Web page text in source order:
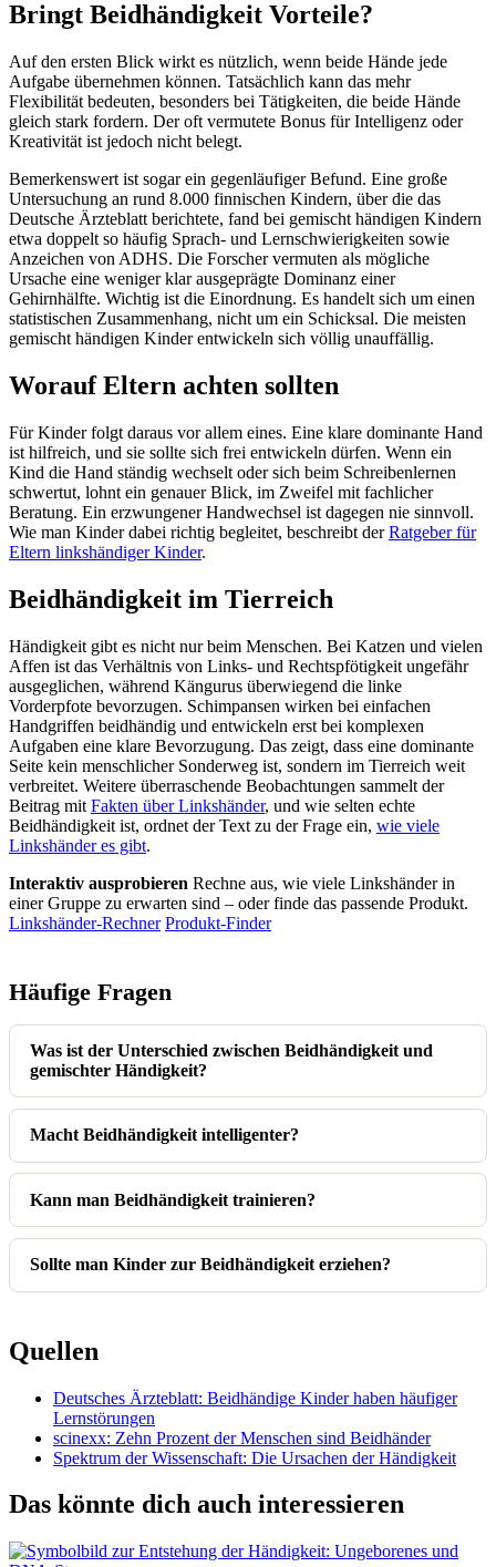
Bringt Beidhändigkeit Vorteile?
Auf den ersten Blick wirkt es nützlich, wenn beide Hände jede
Aufgabe übernehmen können. Tatsächlich kann das mehr
Flexibilität bedeuten, besonders bei Tätigkeiten, die beide Hände
gleich stark fordern. Der oft vermutete Bonus für Intelligenz oder
Kreativität ist jedoch nicht belegt.
Bemerkenswert ist sogar ein gegenläufiger Befund. Eine große
Untersuchung an rund 8.000 finnischen Kindern, über die das
Deutsche Ärzteblatt berichtete, fand bei gemischt händigen Kindern
etwa doppelt so häufig Sprach- und Lernschwierigkeiten sowie
Anzeichen von ADHS. Die Forscher vermuten als mögliche
Ursache eine weniger klar ausgeprägte Dominanz einer
Gehirnhälfte. Wichtig ist die Einordnung. Es handelt sich um einen
statistischen Zusammenhang, nicht um ein Schicksal. Die meisten
gemischt händigen Kinder entwickeln sich völlig unauffällig.
Worauf Eltern achten sollten
Für Kinder folgt daraus vor allem eines. Eine klare dominante Hand
ist hilfreich, und sie sollte sich frei entwickeln dürfen. Wenn ein
Kind die Hand ständig wechselt oder sich beim Schreibenlernen
schwertut, lohnt ein genauer Blick, im Zweifel mit fachlicher
Beratung. Ein erzwungener Handwechsel ist dagegen nie sinnvoll.
Wie man Kinder dabei richtig begleitet, beschreibt derRatgeber für
Eltern linkshändiger Kinder.
Beidhändigkeit im Tierreich
Händigkeit gibt es nicht nur beim Menschen. Bei Katzen und vielen
Affen ist das Verhältnis von Links- und Rechtspfötigkeit ungefähr
ausgeglichen, während Kängurus überwiegend die linke
Vorderpfote bevorzugen. Schimpansen wirken bei einfachen
Handgriffen beidhändig und entwickeln erst bei komplexen
Aufgaben eine klare Bevorzugung. Das zeigt, dass eine dominante
Seite kein menschlicher Sonderweg ist, sondern im Tierreich weit
verbreitet. Weitere überraschende Beobachtungen sammelt der
Beitrag mit Fakten über Linkshänder, und wie selten echte
Beidhändigkeit ist, ordnet der Text zu der Frage ein, wie viele
Linkshänder es gibt.
Interaktiv ausprobieren Rechne aus, wie viele Linkshänder in
einer Gruppe zu erwarten sind – oder finde das passende Produkt.
Linkshänder-Rechner Produkt-Finder
Häufige Fragen
Was ist der Unterschied zwischen Beidhändigkeit und
gemischter Händigkeit?
Macht Beidhändigkeit intelligenter?
Kann man Beidhändigkeit trainieren?
Sollte man Kinder zur Beidhändigkeit erziehen?
Quellen
Deutsches Ärzteblatt: Beidhändige Kinder haben häufiger
Lernstörungen
scinexx: Zehn Prozent der Menschen sind Beidhänder
Spektrum der Wissenschaft: Die Ursachen der Händigkeit
Das könnte dich auch interessieren